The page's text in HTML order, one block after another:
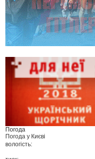
Погода
Погода у Києві
вологість: